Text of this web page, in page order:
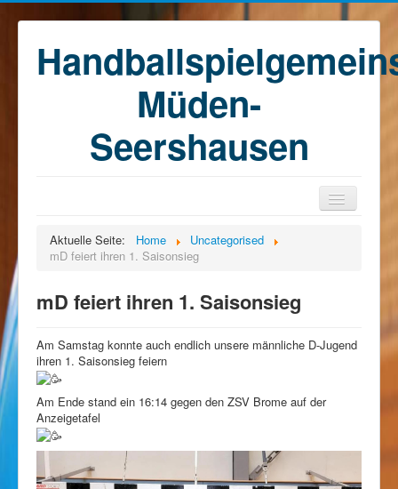
Müden-
Seershausen
Teams
Förderkreis
Sponsoren
Aktuelle Seite: Home
Uncategorised
mD feiert ihren 1. Saisonsieg
mD feiert ihren 1. Saisonsieg
Am Samstag konnte auch endlich unsere männliche D-Jugend
ihren 1. Saisonsieg feiern
Am Ende stand ein 16:14 gegen den ZSV Brome auf der
Anzeigetafel